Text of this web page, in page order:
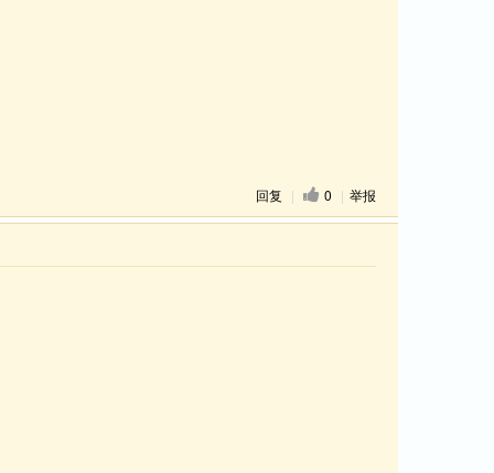
回复 | 0 | 举报